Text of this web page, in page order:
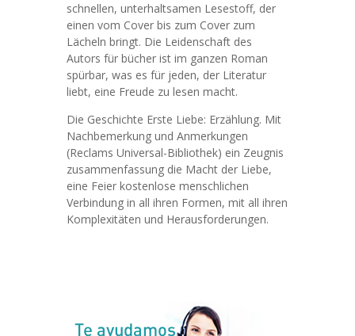
schnellen, unterhaltsamen Lesestoff, der
einen vom Cover bis zum Cover zum
Lächeln bringt. Die Leidenschaft des
Autors für bücher ist im ganzen Roman
spürbar, was es für jeden, der Literatur
liebt, eine Freude zu lesen macht.
Die Geschichte Erste Liebe: Erzählung. Mit
Nachbemerkung und Anmerkungen
(Reclams Universal-Bibliothek) ein Zeugnis
zusammenfassung die Macht der Liebe,
eine Feier kostenlose menschlichen
Verbindung in all ihren Formen, mit all ihren
Komplexitäten und Herausforderungen.